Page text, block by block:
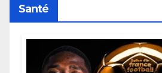
Santé